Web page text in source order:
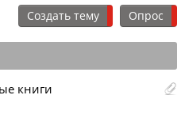
Создать тему Опрос
книги